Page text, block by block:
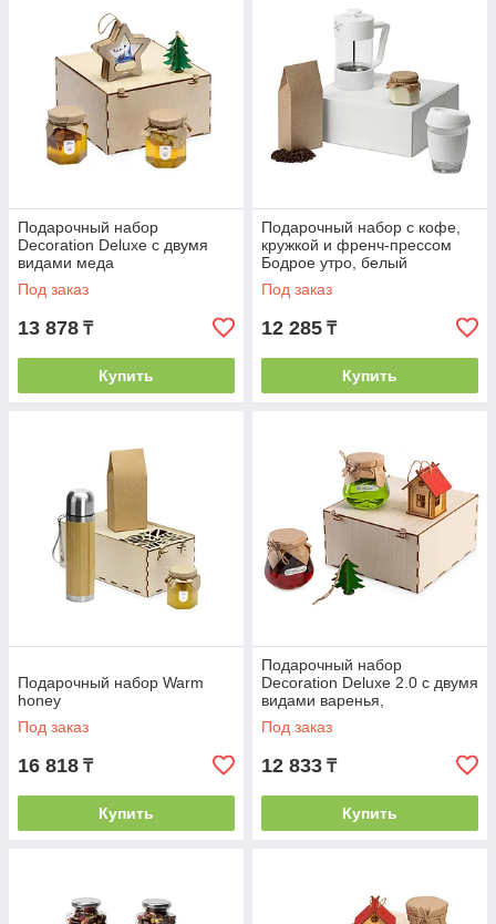
Подарочный набор
Decoration Deluxe с двумя
видами меда
Под заказ
13 878 ₸
Купить
Подарочный набор с кофе,
кружкой и френч-прессом
Бодрое утро, белый
Под заказ
12 285 ₸
Купить
Подарочный набор Warm
honey
Под заказ
16 818 ₸
Купить
Подарочный набор
Decoration Deluxe 2.0 с двумя
видами варенья,
натуральный
Под заказ
12 833 ₸
Купить